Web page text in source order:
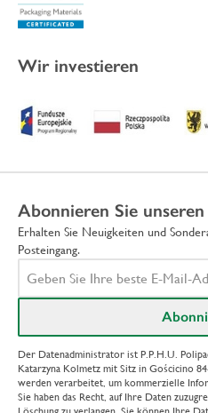
Wir investieren
Abonnieren Sie
Erhalten Sie Neuigkeiten und
Posteingang.
Der Datenadministrator ist P.P.H.U.
Katarzyna Kolmetz mit Sitz in Gościcino
werden verarbeitet, um kommerzielle
Sie haben das Recht, auf Ihre Daten